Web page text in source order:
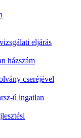
eljárás
házszám
cseréjével
ú ingatlan